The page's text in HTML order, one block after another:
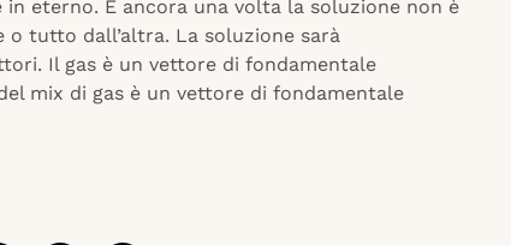
eterno. E ancora una volta la soluzione non è
tutto dall’altra. La soluzione sarà
Il gas è un vettore di fondamentale
mix di gas è un vettore di fondamentale